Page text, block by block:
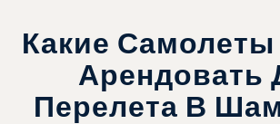
Какие
Арендовать
Перелета В